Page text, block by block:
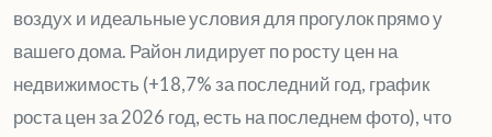
воздух и идеальные условия для прогулок прямо у
вашего дома. Район лидирует по росту цен на
недвижимость (+18,7% за последний год, график
роста цен за 2026 год, есть на последнем фото), что